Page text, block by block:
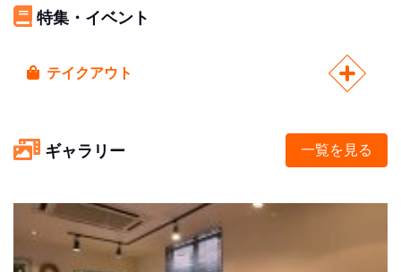
特集・イベント
テイクアウト
ギャラリー 一覧を見る